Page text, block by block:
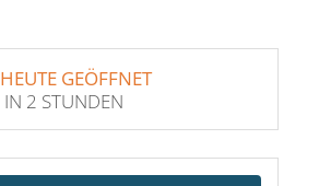
HEUTE GEÖFFNET
IN 2 STUNDEN